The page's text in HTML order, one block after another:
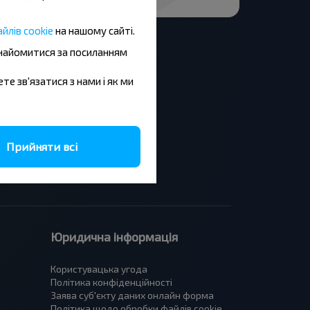
Київ - Варшава
Київ - Кишинів
Юридична інформація
Користувацька угода
Політика конфіденційності
Заява суб'єкту даних онлайн форма
cookie на нашому сайті.
за посиланням
зв'язатися з нами і як ми
Прийняти всі